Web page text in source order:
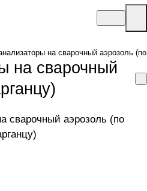
на сварочный аэрозоль
на сварочный